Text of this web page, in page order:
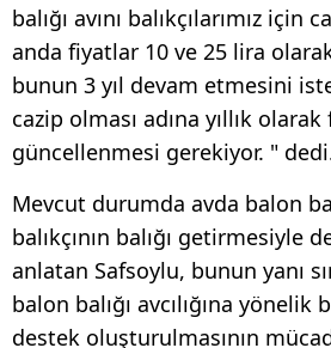
balığı avını balıkçılarımız
anda fiyatlar 10 ve 25 lira
bunun 3 yıl devam etmesini
cazip olması adına yıllık
güncellenmesi gerekiyor. "
Mevcut durumda avda balon
balıkçının balığı getirmesiyle
anlatan Safsoylu, bunun yanı
balon balığı avcılığına
destek oluşturulmasının